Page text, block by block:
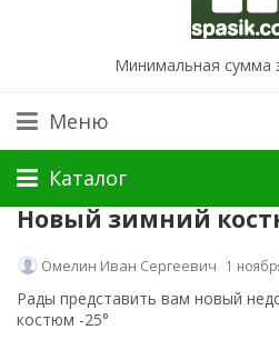
Минимальная сумма
Меню
Каталог
​Новый зимний
Омелин Иван Сергеевич 1
Рады представить вам новый
костюм -25°